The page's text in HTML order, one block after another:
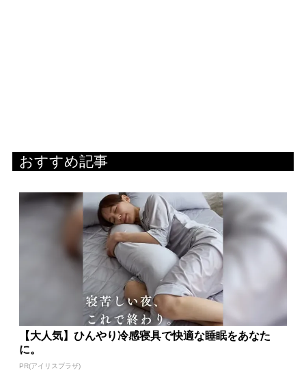
おすすめ記事
【大人気】ひんやり冷感寝具で快適な睡眠をあなた
に。
PR(アイリスプラザ)